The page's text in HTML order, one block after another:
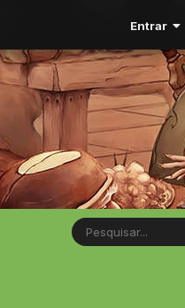
Entrar